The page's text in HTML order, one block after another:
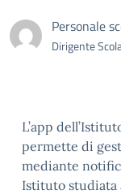
Personale
Dirigente
L’app
permette di
mediante
Istituto studiata